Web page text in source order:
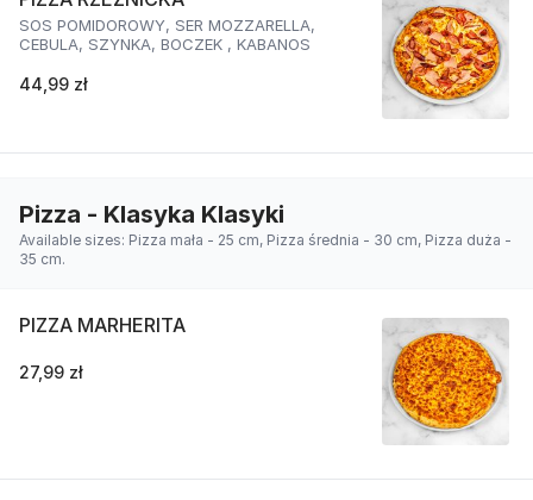
SOS POMIDOROWY, SER MOZZARELLA,
CEBULA, SZYNKA, BOCZEK , KABANOS
44,99 zł
Pizza - Klasyka Klasyki
Available sizes: Pizza mała - 25 cm, Pizza średnia - 30 cm, Pizza duża -
35 cm.
PIZZA MARHERITA
27,99 zł